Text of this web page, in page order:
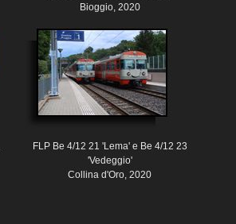
Bioggio, 2020
FLP Be 4/12 21 'Lema' e Be 4/12 23
'Vedeggio'
Collina d'Oro, 2020